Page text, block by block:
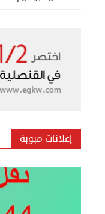
إعلانات مبوبة